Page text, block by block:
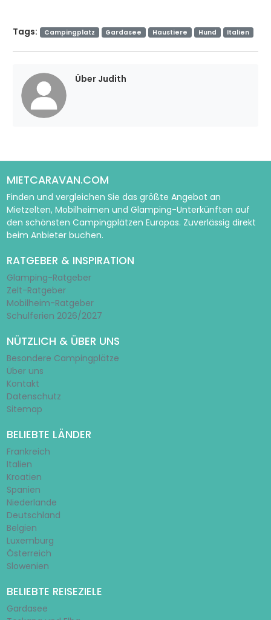
Tags: Campingplatz Gardasee Haustiere Hund Italien
Über Judith
MIETCARAVAN.COM
Finden und vergleichen Sie das größte Angebot an
Mietzelten, Mobilheimen und Glamping-Unterkünften auf
den schönsten Campingplätzen Europas. Zuverlässig direkt
beim Anbieter buchen.
RATGEBER & INSPIRATION
Glamping-Ratgeber
Zelt-Ratgeber
Mobilheim-Ratgeber
Schulferien 2026/2027
NÜTZLICH & ÜBER UNS
Besondere Campingplätze
Über uns
Kontakt
Datenschutz
Sitemap
BELIEBTE LÄNDER
Frankreich
Italien
Kroatien
Spanien
Niederlande
Deutschland
Belgien
Luxemburg
Österreich
Slowenien
BELIEBTE REISEZIELE
Gardasee